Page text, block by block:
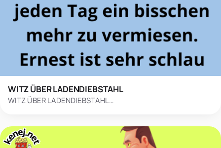
WITZ ÜBER LADENDIEBSTAHL
WITZ ÜBER LADENDIEBSTAHL…